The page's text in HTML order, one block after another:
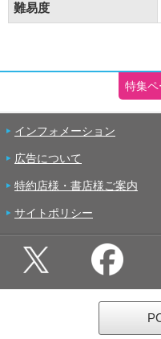
難易度
特集
インフォメーション
広告について
特約店様・書店様ご案内
サイトポリシー